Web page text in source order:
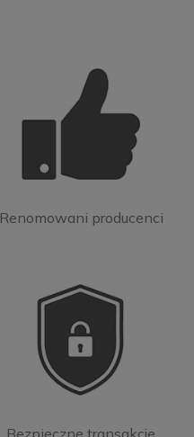
Renomowani producenci